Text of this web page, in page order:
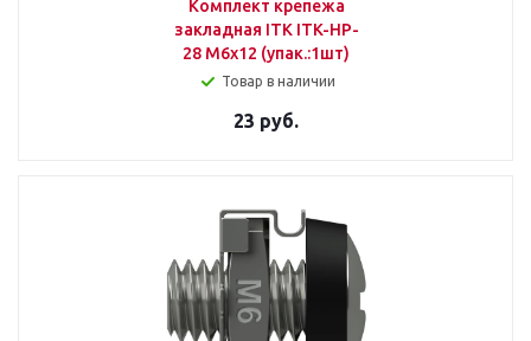
Комплект крепежа
закладная ITK ITK-HP-
28 М6х12 (упак.:1шт)
Товар в наличии
23 руб.